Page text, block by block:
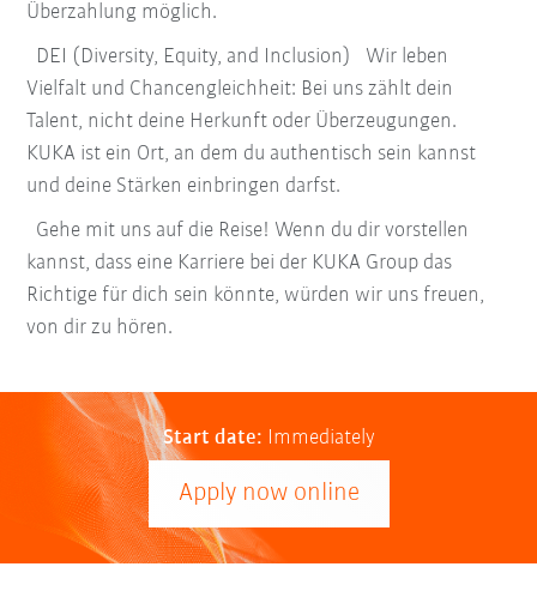
Überzahlung möglich.
DEI (Diversity, Equity, and Inclusion) Wir leben
Vielfalt und Chancengleichheit: Bei uns zählt dein
Talent, nicht deine Herkunft oder Überzeugungen.
KUKA ist ein Ort, an dem du authentisch sein kannst
und deine Stärken einbringen darfst.
Gehe mit uns auf die Reise! Wenn du dir vorstellen
kannst, dass eine Karriere bei der KUKA Group das
Richtige für dich sein könnte, würden wir uns freuen,
von dir zu hören.
Start date: Immediately
Apply now online